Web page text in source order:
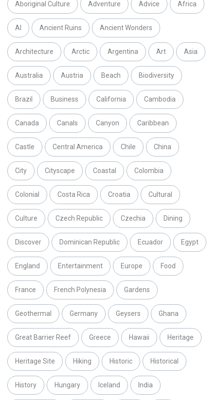
Aboriginal Culture Adventure Advice Africa
AI Ancient Ruins Ancient Wonders
Architecture Arctic Argentina Art Asia
Australia Austria Beach Biodiversity
Brazil Business California Cambodia
Canada Canals Canyon Caribbean
Castle Central America Chile China
City Cityscape Coastal Colombia
Colonial Costa Rica Croatia Cultural
Culture Czech Republic Czechia Dining
Discover Dominican Republic Ecuador Egypt
England Entertainment Europe Food
France French Polynesia Gardens
Geothermal Germany Geysers Ghana
Great Barrier Reef Greece Hawaii Heritage
Heritage Site Hiking Historic Historical
History Hungary Iceland India